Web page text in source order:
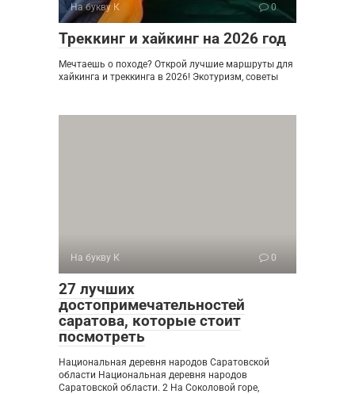
На букву К 0
Треккинг и хайкинг на 2026 год
Мечтаешь о походе? Открой лучшие маршруты для
хайкинга и треккинга в 2026! Экотуризм, советы
На букву К 0
27 лучших
достопримечательностей
саратова, которые стоит
посмотреть
Национальная деревня народов Саратовской
области Национальная деревня народов
Саратовской области. 2 На Соколовой горе,